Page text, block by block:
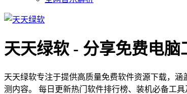
天天绿软 - 分享免费电
天天绿软专注于提供高质量免费软件资源下载，
测内容。 每日更新热门软件排行榜、装机必备工